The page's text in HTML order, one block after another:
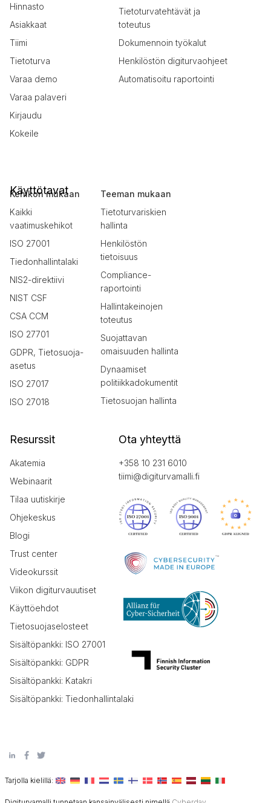
Hinnasto
Asiakkaat
Tiimi
Tietoturva
Varaa demo
Varaa palaveri
Kirjaudu
Kokeile
Tietoturvatehtävät ja
toteutus
Dokumennoin työkalut
Henkilöstön digiturvaohjeet
Automatisoitu raportointi
Käyttötavat
Kehikon mukaan
Kaikki
vaatimuskehikot
ISO 27001
Tiedonhallintalaki
NIS2-direktiivi
NIST CSF
CSA CCM
ISO 27701
GDPR, Tietosuoja-
asetus
ISO 27017
ISO 27018
Teeman mukaan
Tietoturvariskien
hallinta
Henkilöstön
tietoisuus
Compliance-
raportointi
Hallintakeinojen
toteutus
Suojattavan
omaisuuden hallinta
Dynaamiset
politiikkadokumentit
Tietosuojan hallinta
Resurssit
Akatemia
Webinaarit
Tilaa uutiskirje
Ohjekeskus
Blogi
Trust center
Videokurssit
Viikon digiturvauutiset
Käyttöehdot
Tietosuojaselosteet
Sisältöpankki: ISO 27001
Sisältöpankki: GDPR
Sisältöpankki: Katakri
Sisältöpankki: Tiedonhallintalaki
Ota yhteyttä
+358 10 231 6010
tiimi@digiturvamalli.fi
Tarjolla kielillä: